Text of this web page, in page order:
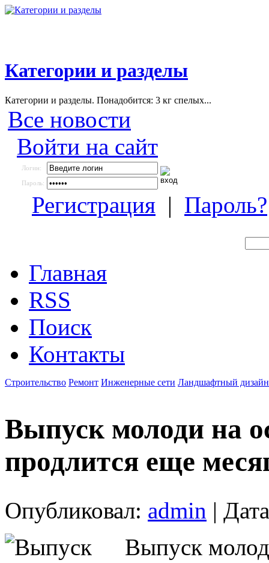
Категории и разделы
Категории и разделы. Понадобится: 3 кг спелых...
Все новости
Войти на сайт
Логин:
Пароль:
Регистрация | Пароль?
Главная
RSS
Поиск
Контакты
Строительство Ремонт Инженерные сети Ландшафтный дизайн
Выпуск молоди на
продлится еще
Опубликовал: admin |
Выпуск